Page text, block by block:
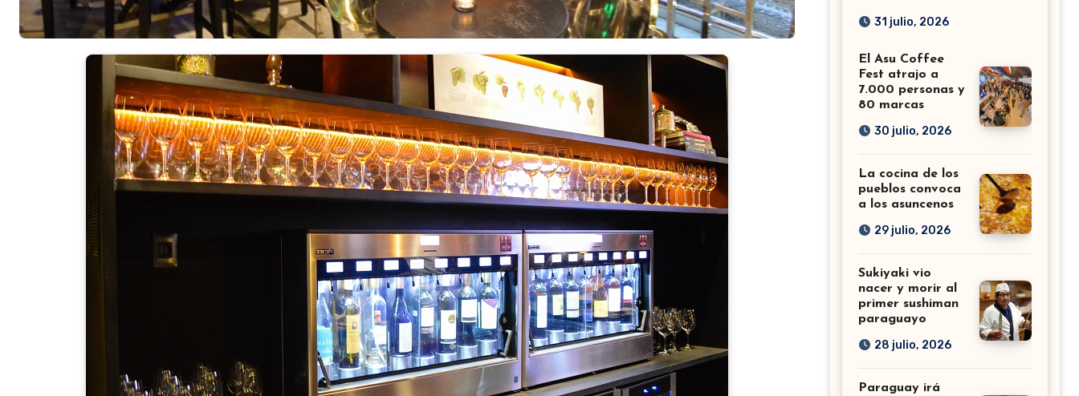
setiembre en el
31 julio, 2026
El Asu Coffee
Fest atrajo a
7.000 personas y
80 marcas
30 julio, 2026
La cocina de los
pueblos convoca
a los asuncenos
29 julio, 2026
Sukiyaki vio
nacer y morir al
primer sushiman
paraguayo
28 julio, 2026
Paraguay irá